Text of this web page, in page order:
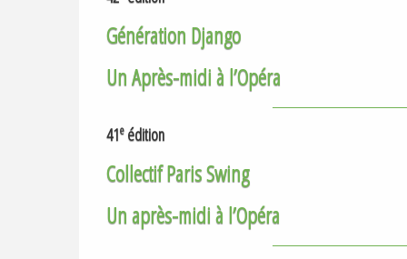
Génération Django
Un Après-midi à l’Opéra
41e édition
Collectif Paris Swing
Un après-midi à l’Opéra